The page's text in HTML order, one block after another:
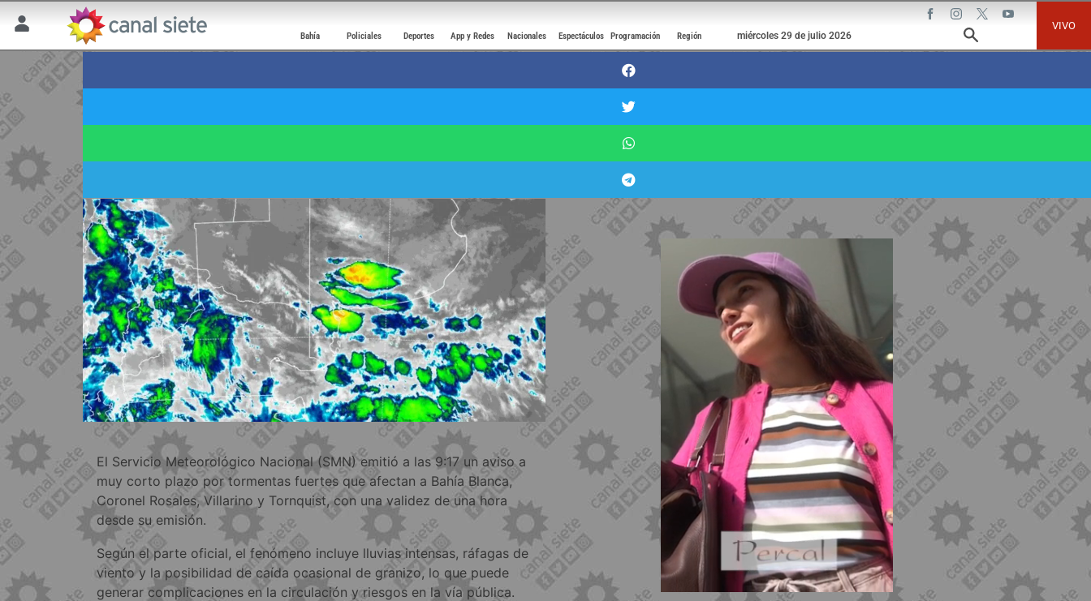
Bahía Policiales Deportes App y Redes Nacionales Espectáculos Programación Región miércoles 29 de julio 2026
VIVO
Aviso a corto plazo: tormentas fuertes con ráfagas y posible granizo en Bahía
y la región
6 mayo 2026 | 9:46
El Servicio Meteorológico Nacional (SMN) emitió a las 9:17 un aviso a
muy corto plazo por tormentas fuertes que afectan a Bahía Blanca,
Coronel Rosales, Villarino y Tornquist, con una validez de una hora
desde su emisión.
Según el parte oficial, el fenómeno incluye lluvias intensas, ráfagas de
viento y la posibilidad de caída ocasional de granizo, lo que puede
generar complicaciones en la circulación y riesgos en la vía pública.